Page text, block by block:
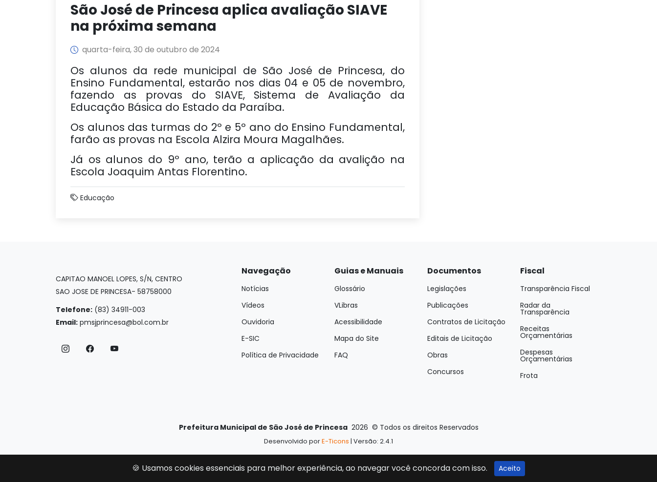
São José de Princesa aplica avaliação SIAVE
na próxima semana
quarta-feira, 30 de outubro de 2024
Os alunos da rede municipal de São José de Princesa, do
Ensino Fundamental, estarão nos dias 04 e 05 de novembro,
fazendo as provas do SIAVE, Sistema de Avaliação da
Educação Básica do Estado da Paraíba.
Os alunos das turmas do 2º e 5º ano do Ensino Fundamental,
farão as provas na Escola Alzira Moura Magalhães.
Já os alunos do 9º ano, terão a aplicação da avalição na
Escola Joaquim Antas Florentino.
Educação
CAPITAO MANOEL LOPES, S/N, CENTRO
SAO JOSE DE PRINCESA- 58758000
Telefone: (83) 34911-003
Email: pmsjprincesa@bol.com.br
Navegação
Notícias
Vídeos
Ouvidoria
E-SIC
Política de Privacidade
Guias e Manuais
Glossário
VLibras
Acessibilidade
Mapa do Site
FAQ
Documentos
Legislações
Publicações
Contratos de Licitação
Editais de Licitação
Obras
Concursos
Fiscal
Transparência Fiscal
Radar da
Transparência
Receitas
Orçamentárias
Despesas
Orçamentárias
Frota
Prefeitura Municipal de São José de Princesa 2026 © Todos os direitos Reservados
Desenvolvido porE-Ticons | Versão: 2.4.1
🍪 Usamos cookies essenciais para melhor experiência, ao navegar você concorda com isso. Aceito